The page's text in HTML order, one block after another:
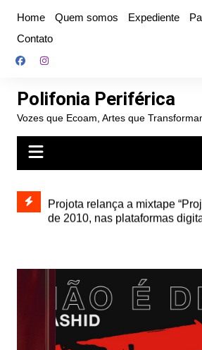
conteúdo
Home Quem somos Expediente
Contato
Polifonia Periférica
Vozes que Ecoam, Artes que
e abre
autoral,
Projota relança a mixtape
de 2010, nas plataformas